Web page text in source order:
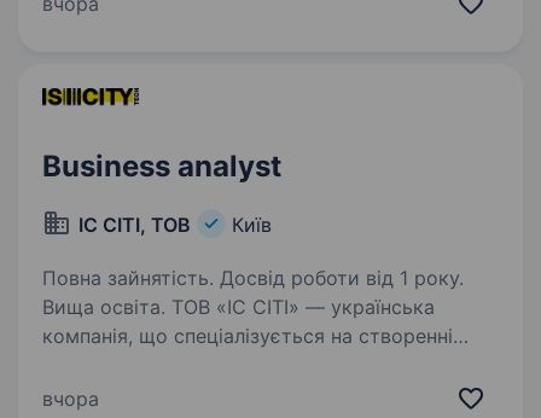
Business analyst
ІС СІТІ, ТОВ Київ
Повна зайнятість. Досвід роботи від 1 року.
Вища освіта. ТОВ «ІС СІТІ» — українська
компанія, що спеціалізується на створенні
ритейл-сектору, розробляючи рішення, які
вчора